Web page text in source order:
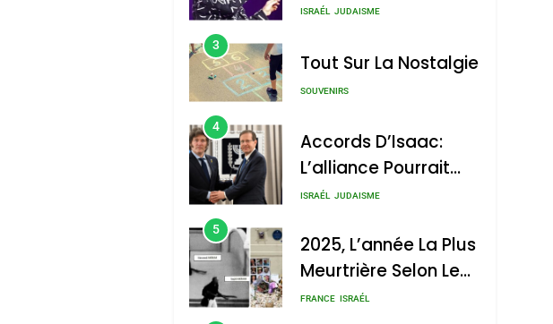
Nouvelle Chanson De
ISRAÉL JUDAISME
3
Tout Sur La Nostalgie
SOUVENIRS
4
Accords D’Isaac:
L’alliance Pourrait
S’étendre À 13 Pays
ISRAÉL JUDAISME
5
2025, L’année La Plus
Meurtrière Selon Le
Rapport D’ADL
FRANCE ISRAÉL